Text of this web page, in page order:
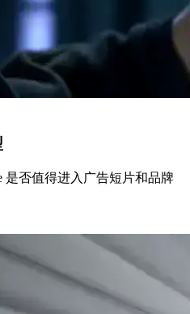
是否值得进入广告短片和品牌